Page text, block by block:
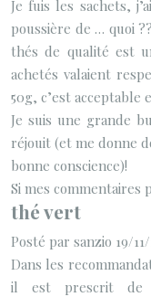
Je fuis les sachets,
poussière de … quoi
thés de qualité est
achetés valaient
50g, c’est acceptable
Je suis une grande
réjouit (et me donne
bonne conscience)!
Si mes commentaires
thé vert
Posté par sanzio 19/
Dans les
il est prescrit de